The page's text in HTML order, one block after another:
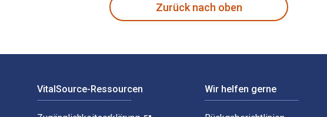
Zurück nach oben
VitalSource-Ressourcen Wir helfen gerne